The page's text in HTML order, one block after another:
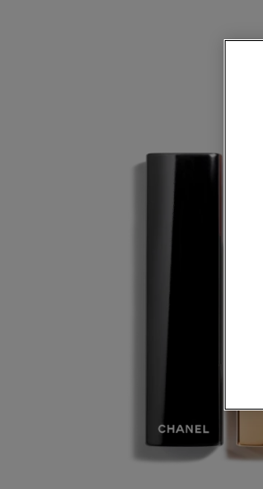
VELVET - Vista por defecto
VELVET - Vista alternativa 1
VELVET - Vista de la textura básica